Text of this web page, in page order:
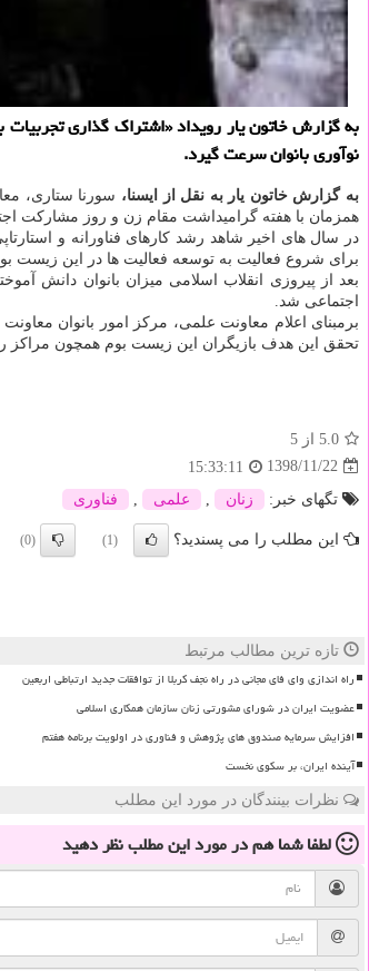
به گزارش خاتون یار رویداد «اشتراك گذاری
نوآوری بانوان سرعت گیرد.
به گزارش خاتون یار به نقل از ایسنا، سورنا ستاری،
همزمان با هفته گرامیداشت مقام زن و روز مشاركت
در سال های اخیر شاهد رشد كارهای فناورانه و
برای شروع فعالیت به توسعه فعالیت ها در این زیست
اجتماعی شد.
برمبنای اعلام معاونت علمی، مركز امور بانوان
تحقق این هدف بازیگران این زیست بوم همچون مراكز
5.0 از 5
1398/11/22
15:33:11
تگهای خبر:
زنان علمی فناوری
این مطلب را می پسندید؟ (1)
(0)
تازه ترین مطالب مرتبط
راه اندازی وای فای مجانی در راه نجف کربلا از توافقات جدید ارتباطی اربعین
عضویت ایران در شورای مشورتی زنان سازمان همکاری اسلامی
افزایش سرمایه صندوق های پژوهش و فناوری در اولویت برنامه هفتم
آینده ایران، بر سکوی نخست
نظرات بینندگان در مورد این مطلب
لطفا شما همدر مورد این مطلبنظر دهید